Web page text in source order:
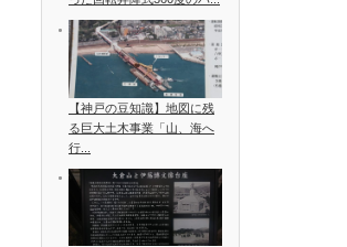
【神戸の豆知識】地図に残
る巨大土木事業「山、海へ
行...